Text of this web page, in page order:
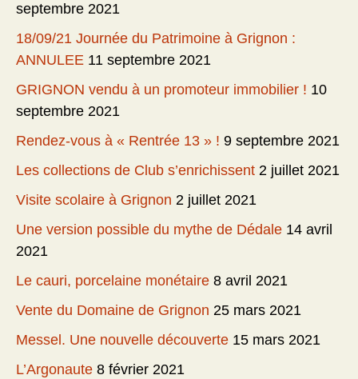
septembre 2021
18/09/21 Journée du Patrimoine à Grignon :
ANNULEE 11 septembre 2021
GRIGNON vendu à un promoteur immobilier ! 10
septembre 2021
Rendez-vous à « Rentrée 13 » ! 9 septembre 2021
Les collections de Club s’enrichissent 2 juillet 2021
Visite scolaire à Grignon 2 juillet 2021
Une version possible du mythe de Dédale 14 avril
2021
Le cauri, porcelaine monétaire 8 avril 2021
Vente du Domaine de Grignon 25 mars 2021
Messel. Une nouvelle découverte 15 mars 2021
L’Argonaute 8 février 2021